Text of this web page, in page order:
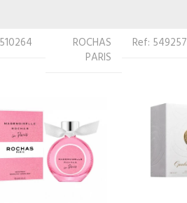
LATTAFA Ref: 557634